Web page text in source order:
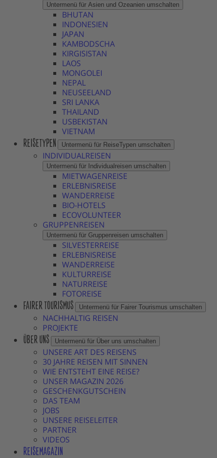
Untermenü für Asien und Ozeanien umschalten
BHUTAN
INDONESIEN
JAPAN
KAMBODSCHA
KIRGISISTAN
LAOS
MONGOLEI
NEPAL
NEUSEELAND
SRI LANKA
THAILAND
USBEKISTAN
VIETNAM
REISETYPEN Untermenü für ReiseTypen umschalten
INDIVIDUALREISEN
Untermenü für Individualreisen umschalten
MIETWAGENREISE
ERLEBNISREISE
WANDERREISE
BIO-HOTELS
ECOVOLUNTEER
GRUPPENREISEN
Untermenü für Gruppenreisen umschalten
SILVESTERREISE
ERLEBNISREISE
WANDERREISE
KULTURREISE
NATURREISE
FOTOREISE
FAIRER TOURISMUS Untermenü für Fairer Tourismus umschalten
NACHHALTIG REISEN
PROJEKTE
ÜBER UNS Untermenü für Über uns umschalten
UNSERE ART DES REISENS
30 JAHRE REISEN MIT SINNEN
WIE ENTSTEHT EINE REISE?
UNSER MAGAZIN 2026
GESCHENKGUTSCHEIN
DAS TEAM
JOBS
UNSERE REISELEITER
PARTNER
VIDEOS
REISEMAGAZIN